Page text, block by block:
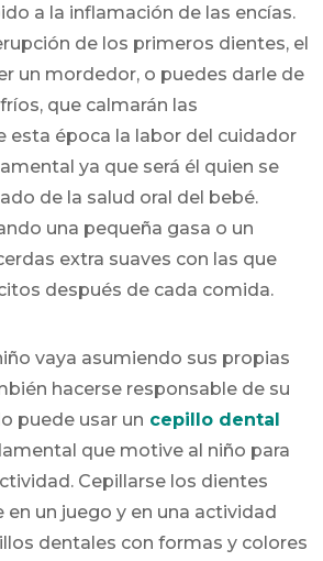
a la inflamación de las encías.
de los primeros dientes, el
un mordedor, o puedes darle de
que calmarán las
esta época la labor del cuidador
ya que será él quien se
de la salud oral del bebé.
una pequeña gasa o un
extra suaves con las que
después de cada comida.
vaya asumiendo sus propias
hacerse responsable de su
puede usar un cepillo dental
que motive al niño para
Cepillarse los dientes
un juego y en una actividad
dentales con formas y colores